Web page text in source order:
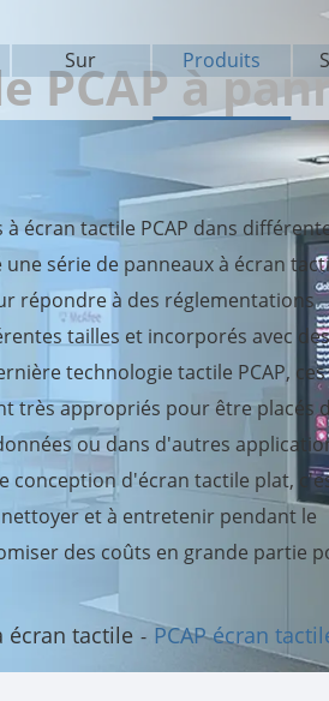
Sur Produits
écran tactile PCAP écran
PCAP à
écran tactile PCAP dans
série de panneaux à écran
répondre à des réglementations
tailles et incorporés avec des
technologie tactile PCAP, ces
très appropriés pour être placés
ou dans d'autres
conception d'écran tactile plat,
et à entretenir pendant le
des coûts en grande partie